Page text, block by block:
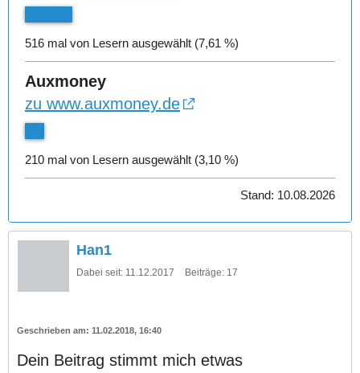
516 mal von Lesern ausgewählt (7,61 %)
Auxmoney
zu www.auxmoney.de
210 mal von Lesern ausgewählt (3,10 %)
Stand: 10.08.2026
Han1
Dabei seit: 11.12.2017 Beiträge: 17
11.02.2018, 16:40
Dein Beitrag stimmt mich etwas